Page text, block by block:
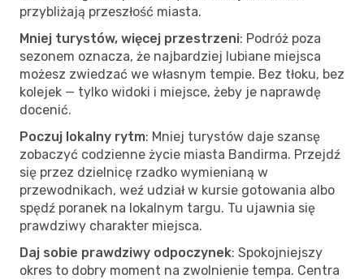
przybliżają przeszłość miasta.
Mniej turystów, więcej przestrzeni: Podróż poza
sezonem oznacza, że najbardziej lubiane miejsca
możesz zwiedzać we własnym tempie. Bez tłoku, bez
kolejek — tylko widoki i miejsce, żeby je naprawdę
docenić.
Poczuj lokalny rytm: Mniej turystów daje szansę
zobaczyć codzienne życie miasta Bandirma. Przejdź
się przez dzielnicę rzadko wymienianą w
przewodnikach, weź udział w kursie gotowania albo
spędź poranek na lokalnym targu. Tu ujawnia się
prawdziwy charakter miejsca.
Daj sobie prawdziwy odpoczynek: Spokojniejszy
okres to dobry moment na zwolnienie tempa. Centra